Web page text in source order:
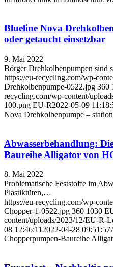
Blueline Nova
oder getaucht einsetzbar
9. Mai 2022
Börger Drehkolbenpumpen
https://eu-recycling.com/wp-
Drehkolbenpumpe-0522.jpg 360
recycling.com/wp-content/
100.png EU-R2022-05-09
Nova Drehkolbenpumpe –
Abwasserbehandlung:
Baureihe Alligator von
8. Mai 2022
Problematische Feststoffe im
Plastiktüten,…
https://eu-recycling.com/wp-
Chopper-1-0522.jpg 360 1030
content/uploads/2023/12/EU-R-
08 12:46:11 2022-04-28 09:51:57
Chopperpumpen-Baureihe